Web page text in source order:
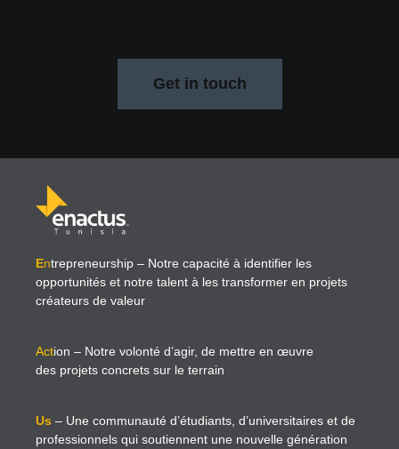
Get in touch
Entrepreneurship – Notre capacité à identifier les
opportunités et notre talent à les transformer en projets
créateurs de valeur
Action – Notre volonté d’agir, de mettre en œuvre
des projets concrets sur le terrain
Us – Une communauté d’étudiants, d’universitaires et de
professionnels qui soutiennent une nouvelle génération